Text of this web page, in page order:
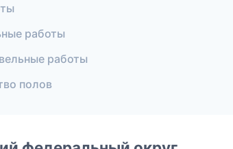
работы
работы
полов